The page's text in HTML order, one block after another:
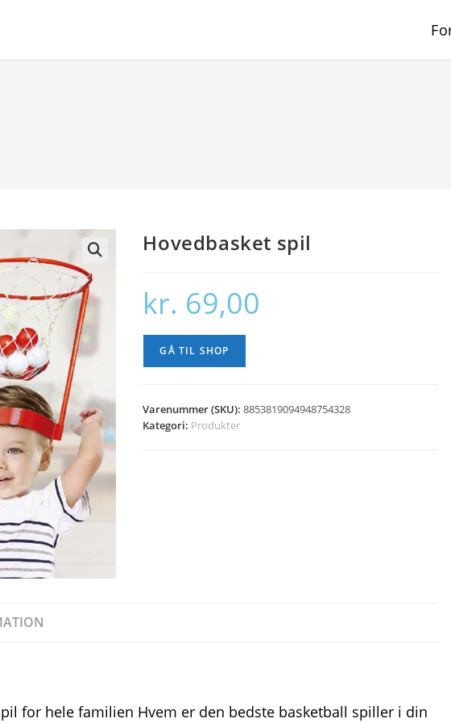
🔍
Hovedbasket spil
kr. 69,00
GÅ TIL SHOP
Varenummer (SKU):8853819094948754328
Kategori: Produkter
for hele familien Hvem er den bedste basketball spiller i din